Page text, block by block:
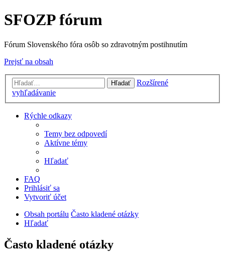
SFOZP fórum
Fórum Slovenského fóra osôb so zdravotným postihnutím
Prejsť na obsah
Hľadať
Rozšírené
vyhľadávanie
Rýchle odkazy
Temy bez odpovedí
Aktívne témy
Hľadať
FAQ
Prihlásiť sa
Vytvoriť účet
Obsah portálu Často kladené otázky
Hľadať
Často kladené otázky